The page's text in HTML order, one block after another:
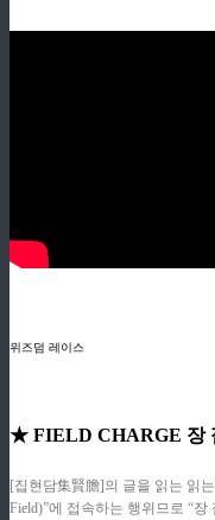
위즈덤 레이스
★ FIELD CHARGE 장
[집현담集賢膽]의 글을 읽는 읽
Field)”에 접속하는 행위므로 “